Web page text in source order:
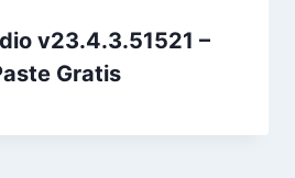
v23.4.3.51521 –
Gratis